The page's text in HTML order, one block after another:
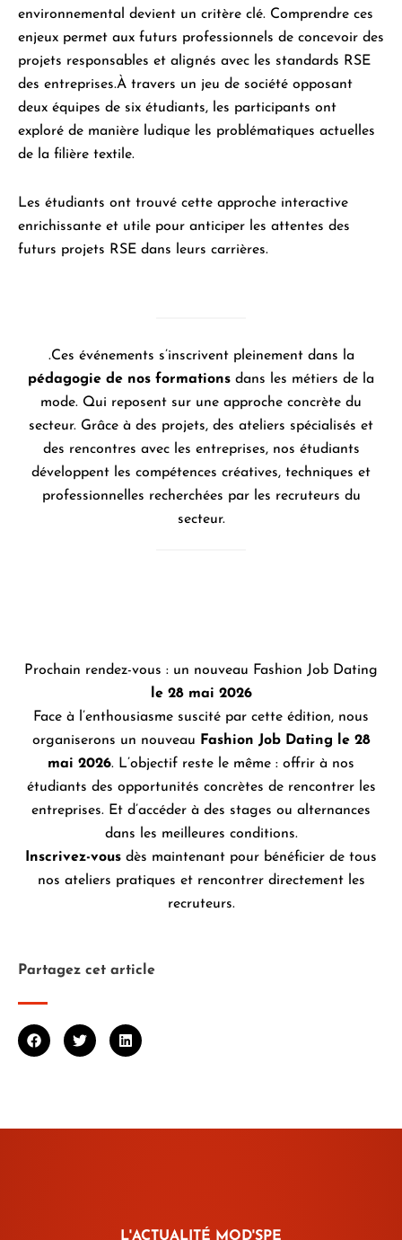
environnemental devient un critère clé. Comprendre ces
enjeux permet aux futurs professionnels de concevoir des
projets responsables et alignés avec les standards RSE
des entreprises.À travers un jeu de société opposant
deux équipes de six étudiants, les participants ont
exploré de manière ludique les problématiques actuelles
de la filière textile.
Les étudiants ont trouvé cette approche interactive
enrichissante et utile pour anticiper les attentes des
futurs projets RSE dans leurs carrières.
.Ces événements s’inscrivent pleinement dans la
pédagogie de nos formations dans les métiers de la
mode. Qui reposent sur une approche concrète du
secteur. Grâce à des projets, des ateliers spécialisés et
des rencontres avec les entreprises, nos étudiants
développent les compétences créatives, techniques et
professionnelles recherchées par les recruteurs du
secteur.
Prochain rendez-vous : un nouveau Fashion Job Dating
le 28 mai 2026
Face à l’enthousiasme suscité par cette édition, nous
organiserons un nouveau Fashion Job Dating le 28
mai 2026. L’objectif reste le même : offrir à nos
étudiants des opportunités concrètes de rencontrer les
entreprises. Et d’accéder à des stages ou alternances
dans les meilleures conditions.
Inscrivez-vous dès maintenant pour bénéficier de tous
nos ateliers pratiques et rencontrer directement les
recruteurs.
Partagez cet article
L'ACTUALITÉ MOD'SPE